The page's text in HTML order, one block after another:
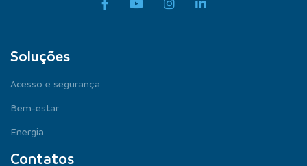
Soluções
Acesso e segurança
Bem-estar
Energia
Contatos